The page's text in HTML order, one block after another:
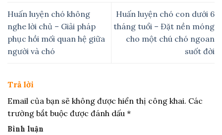
Huấn luyện chó không
nghe lời chủ – Giải pháp
phục hồi mối quan hệ giữa
người và chó
Huấn luyện chó con dưới 6
tháng tuổi – Đặt nền móng
cho một chú chó ngoan
suốt đời
Trả lời
Email của bạn sẽ không được hiển thị công khai. Các
trường bắt buộc được đánh dấu *
Bình luận